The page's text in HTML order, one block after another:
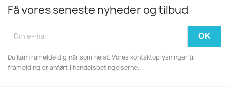
Få vores seneste nyheder og tilbud
Du kan framelde dig når som helst. Vores kontaktoplysninger til
framelding er anført i handelsbetingelserne.